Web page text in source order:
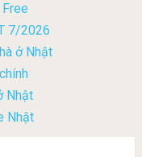
7/2026
ở Nhật
Nhật
Nhật